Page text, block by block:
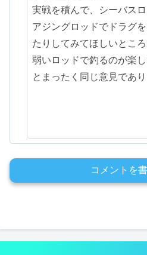
実戦を積んで、シーバス
アジングロッドでドラグ
たりしてみてほしいところ
弱いロッドで釣るのが楽
とまったく同じ意見であり
コメントを